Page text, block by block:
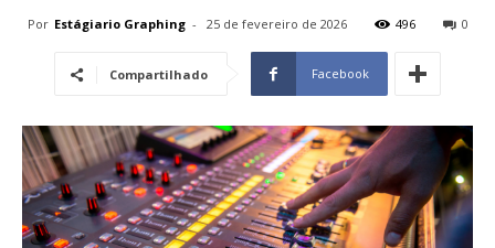
Por Estágiario Graphing - 25 de fevereiro de 2026 496 0
Compartilhado Facebook